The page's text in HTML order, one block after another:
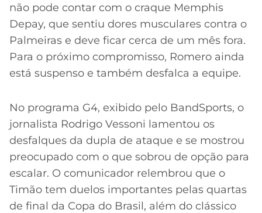
não pode contar com o craque Memphis
Depay, que sentiu dores musculares contra o
Palmeiras e deve ficar cerca de um mês fora.
Para o próximo compromisso, Romero ainda
está suspenso e também desfalca a equipe.
No programa G4, exibido pelo BandSports, o
jornalista Rodrigo Vessoni lamentou os
desfalques da dupla de ataque e se mostrou
preocupado com o que sobrou de opção para
escalar. O comunicador relembrou que o
Timão tem duelos importantes pelas quartas
de final da Copa do Brasil, além do clássico